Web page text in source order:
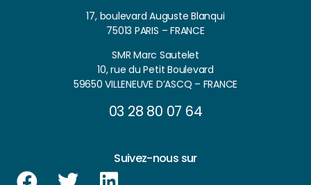
17, boulevard Auguste Blanqui
75013 PARIS – FRANCE
SMR Marc Sautelet
10, rue du Petit Boulevard
59650 VILLENEUVE D’ASCQ – FRANCE
03 28 80 07 64
Suivez-nous sur